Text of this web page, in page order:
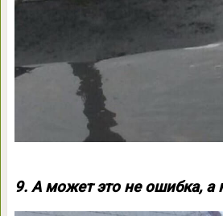
9. А может это не ошибка, а